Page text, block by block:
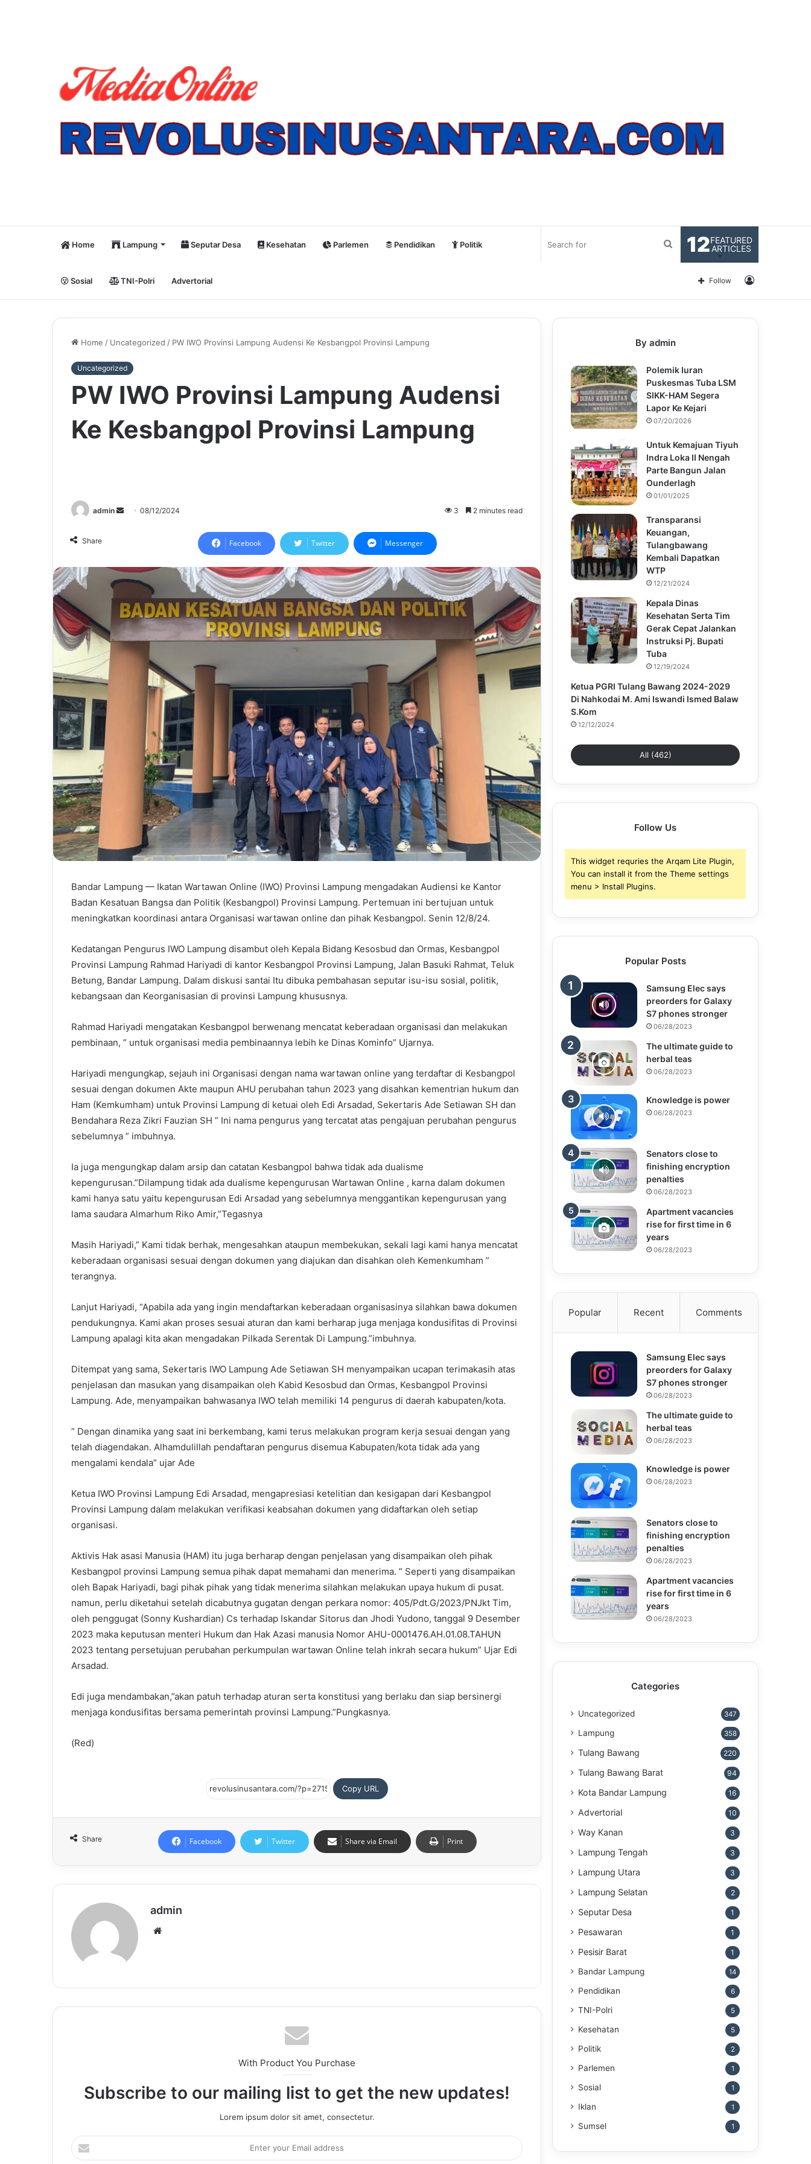
Home Lampung Seputar Desa Kesehatan Parlemen Pendidikan Politik
Sosial TNI-Polri Advertorial
12FEATURED
ARTICLES
Search
Log
Follow
Home / Uncategorized / PW IWO Provinsi Lampung Audensi Ke Kesbangpol Provinsi Lampung
Uncategorized
PW IWO Provinsi Lampung Audensi
Ke Kesbangpol Provinsi Lampung
admin
Send08/12/2024 3 2 minutes read
Share Facebook Twitter Messenger
Bandar Lampung — Ikatan Wartawan Online (IWO) Provinsi Lampung mengadakan Audiensi ke Kantor
Badan Kesatuan Bangsa dan Politik (Kesbangpol) Provinsi Lampung. Pertemuan ini bertujuan untuk
meningkatkan koordinasi antara Organisasi wartawan online dan pihak Kesbangpol. Senin 12/8/24.
Kedatangan Pengurus IWO Lampung disambut oleh Kepala Bidang Kesosbud dan Ormas, Kesbangpol
Provinsi Lampung Rahmad Hariyadi di kantor Kesbangpol Provinsi Lampung, Jalan Basuki Rahmat, Teluk
Betung, Bandar Lampung. Dalam diskusi santai Itu dibuka pembahasan seputar isu-isu sosial, politik,
kebangsaan dan Keorganisasian di provinsi Lampung khususnya.
Rahmad Hariyadi mengatakan Kesbangpol berwenang mencatat keberadaan organisasi dan melakukan
pembinaan, ” untuk organisasi media pembinaannya lebih ke Dinas Kominfo” Ujarnya.
Hariyadi mengungkap, sejauh ini Organisasi dengan nama wartawan online yang terdaftar di Kesbangpol
sesuai dengan dokumen Akte maupun AHU perubahan tahun 2023 yang disahkan kementrian hukum dan
Ham (Kemkumham) untuk Provinsi Lampung di ketuai oleh Edi Arsadad, Sekertaris Ade Setiawan SH dan
Bendahara Reza Zikri Fauzian SH ” Ini nama pengurus yang tercatat atas pengajuan perubahan pengurus
sebelumnya ” imbuhnya.
Ia juga mengungkap dalam arsip dan catatan Kesbangpol bahwa tidak ada dualisme
kepengurusan.”Dilampung tidak ada dualisme kepengurusan Wartawan Online , karna dalam dokumen
kami hanya satu yaitu kepengurusan Edi Arsadad yang sebelumnya menggantikan kepengurusan yang
lama saudara Almarhum Riko Amir,”Tegasnya
Masih Hariyadi,” Kami tidak berhak, mengesahkan ataupun membekukan, sekali lagi kami hanya mencatat
keberadaan organisasi sesuai dengan dokumen yang diajukan dan disahkan oleh Kemenkumham ”
terangnya.
Lanjut Hariyadi, “Apabila ada yang ingin mendaftarkan keberadaan organisasinya silahkan bawa dokumen
pendukungnya. Kami akan proses sesuai aturan dan kami berharap juga menjaga kondusifitas di Provinsi
Lampung apalagi kita akan mengadakan Pilkada Serentak Di Lampung.”imbuhnya.
Ditempat yang sama, Sekertaris IWO Lampung Ade Setiawan SH menyampaikan ucapan terimakasih atas
penjelasan dan masukan yang disampaikan oleh Kabid Kesosbud dan Ormas, Kesbangpol Provinsi
Lampung. Ade, menyampaikan bahwasanya IWO telah memiliki 14 pengurus di daerah kabupaten/kota.
” Dengan dinamika yang saat ini berkembang, kami terus melakukan program kerja sesuai dengan yang
telah diagendakan. Alhamdulillah pendaftaran pengurus disemua Kabupaten/kota tidak ada yang
mengalami kendala” ujar Ade
Ketua IWO Provinsi Lampung Edi Arsadad, mengapresiasi ketelitian dan kesigapan dari Kesbangpol
Provinsi Lampung dalam melakukan verifikasi keabsahan dokumen yang didaftarkan oleh setiap
organisasi.
Aktivis Hak asasi Manusia (HAM) itu juga berharap dengan penjelasan yang disampaikan oleh pihak
Kesbangpol provinsi Lampung semua pihak dapat memahami dan menerima. ” Seperti yang disampaikan
oleh Bapak Hariyadi, bagi pihak pihak yang tidak menerima silahkan melakukan upaya hukum di pusat.
namun, perlu diketahui setelah dicabutnya gugatan dengan perkara nomor: 405/Pdt.G/2023/PNJkt Tim,
oleh penggugat (Sonny Kushardian) Cs terhadap Iskandar Sitorus dan Jhodi Yudono, tanggal 9 Desember
2023 maka keputusan menteri Hukum dan Hak Azasi manusia Nomor AHU-0001476.AH.01.08.TAHUN
2023 tentang persetujuan perubahan perkumpulan wartawan Online telah inkrah secara hukum” Ujar Edi
Arsadad.
Edi juga mendambakan,”akan patuh terhadap aturan serta konstitusi yang berlaku dan siap bersinergi
menjaga kondusifitas bersama pemerintah provinsi Lampung.”Pungkasnya.
(Red)
Copy URL
Share Facebook Twitter Share via Email Print
admin
With Product You Purchase
Subscribe to our mailing list to get the new updates!
Lorem ipsum dolor sit amet, consectetur.
Enter
your
By admin
Polemik Iuran
Puskesmas Tuba LSM
SIKK-HAM Segera
Lapor Ke Kejari
07/20/2026
Untuk Kemajuan Tiyuh
Indra Loka II Nengah
Parte Bangun Jalan
Ounderlagh
01/01/2025
Transparansi
Keuangan,
Tulangbawang
Kembali Dapatkan
WTP
12/21/2024
Kepala Dinas
Kesehatan Serta Tim
Gerak Cepat Jalankan
Instruksi Pj. Bupati
Tuba
12/19/2024
Ketua PGRI Tulang Bawang 2024-2029
Di Nahkodai M. Ami Iswandi Ismed Balaw
S.Kom
12/12/2024
All (462)
Follow Us
This widget requries the Arqam Lite Plugin,
You can install it from the Theme settings
menu > Install Plugins.
Popular Posts
Samsung Elec says
preorders for Galaxy
S7 phones stronger
06/28/2023
The ultimate guide to
herbal teas
06/28/2023
Knowledge is power
06/28/2023
Senators close to
finishing encryption
penalties
06/28/2023
Apartment vacancies
rise for first time in 6
years
06/28/2023
Popular Recent Comments
Samsung Elec says
preorders for Galaxy
S7 phones stronger
06/28/2023
The ultimate guide to
herbal teas
06/28/2023
Knowledge is power
06/28/2023
Senators close to
finishing encryption
penalties
06/28/2023
Apartment vacancies
rise for first time in 6
years
06/28/2023
Categories
Uncategorized 347
Lampung 358
Tulang Bawang 220
Tulang Bawang Barat 94
Kota Bandar Lampung 16
Advertorial 10
Way Kanan 3
Lampung Tengah 3
Lampung Utara 3
Lampung Selatan 2
Seputar Desa 1
Pesawaran 1
Pesisir Barat 1
Bandar Lampung 14
Pendidikan 6
TNI-Polri 5
Kesehatan 5
Politik 2
Parlemen 1
Sosial 1
Iklan 1
Sumsel 1